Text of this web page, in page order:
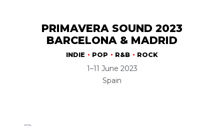
PRIMAVERA SOUND 2023
BARCELONA & MADRID
INDIE POP R&B ROCK
1–11 June 2023
Spain